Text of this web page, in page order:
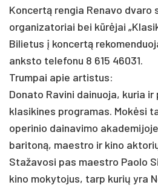
Koncertą rengia Renavo dvaro
organizatoriai bei kūrėjai
Bilietus į koncertą
anksto telefonu 8 615 46031.
Trumpai apie artistus:
Donato Ravini dainuoja, kuria
klasikines programas. Mokėsi
operinio dainavimo
baritoną, maestro ir kino
Stažavosi pas maestro Paolo
kino mokytojus, tarp kurių yra